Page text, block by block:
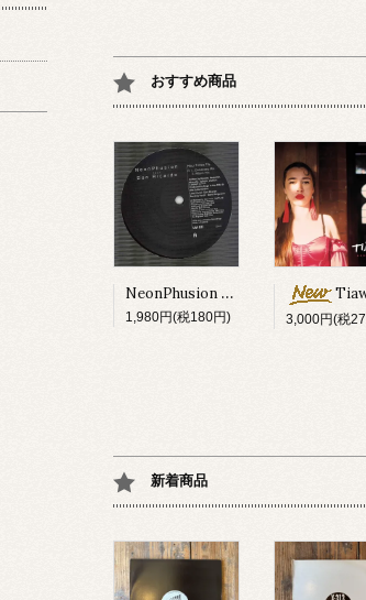
おすすめ商品
NeonPhusion feat Don Ricardo - How Times Fly
1,980円(税180円)
Tiawa -
3,000円(税
新着商品